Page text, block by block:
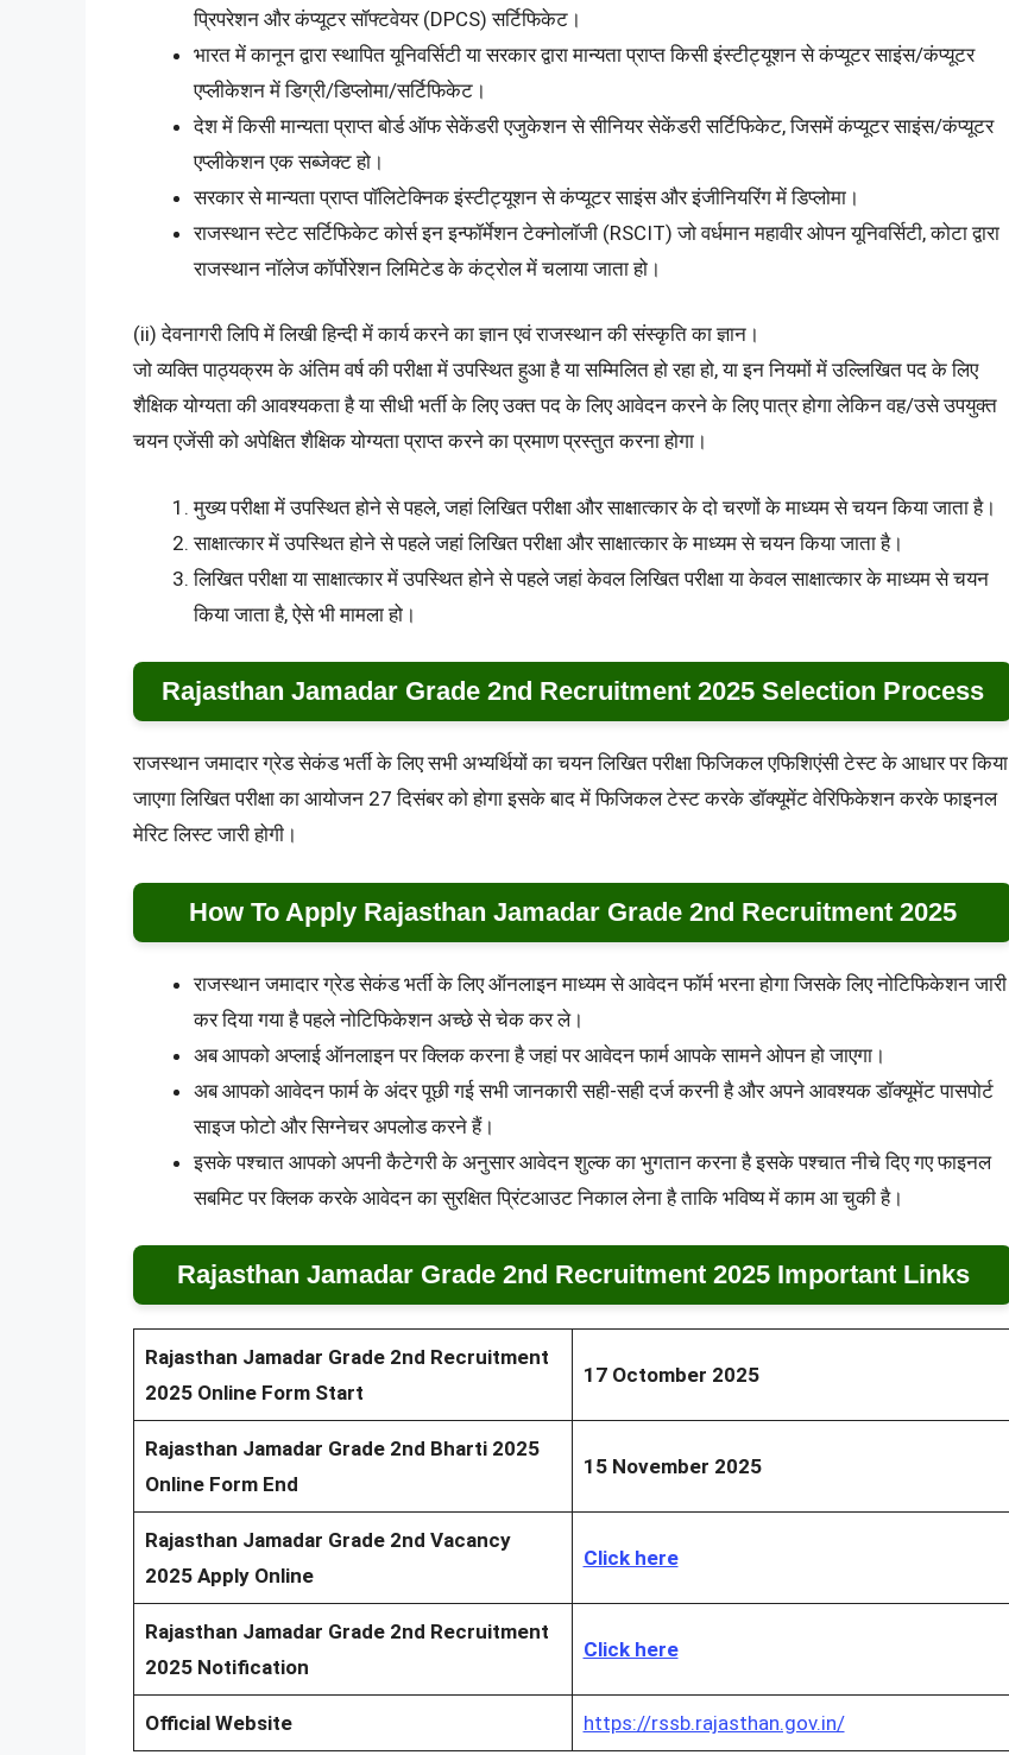
प्रिपरेशन और कंप्यूटर सॉफ्टवेयर (DPCS) सर्टिफिकेट।
भारत में कानून द्वारा स्थापित यूनिवर्सिटी या सरकार द्वारा मान्यता प्राप्त किसी इंस्टीट्यूशन से कंप्यूटर साइंस/कंप्यूटर
एप्लीकेशन में डिग्री/डिप्लोमा/सर्टिफिकेट।
देश में किसी मान्यता प्राप्त बोर्ड ऑफ सेकेंडरी एजुकेशन से सीनियर सेकेंडरी सर्टिफिकेट, जिसमें कंप्यूटर साइंस/कंप्यूटर
एप्लीकेशन एक सब्जेक्ट हो।
सरकार से मान्यता प्राप्त पॉलिटेक्निक इंस्टीट्यूशन से कंप्यूटर साइंस और इंजीनियरिंग में डिप्लोमा।
राजस्थान स्टेट सर्टिफिकेट कोर्स इन इन्फॉर्मेशन टेक्नोलॉजी (RSCIT) जो वर्धमान महावीर ओपन यूनिवर्सिटी, कोटा द्वारा
राजस्थान नॉलेज कॉर्पोरेशन लिमिटेड के कंट्रोल में चलाया जाता हो।
(ii) देवनागरी लिपि में लिखी हिन्दी में कार्य करने का ज्ञान एवं राजस्थान की संस्कृति का ज्ञान।
जो व्यक्ति पाठ्यक्रम के अंतिम वर्ष की परीक्षा में उपस्थित हुआ है या सम्मिलित हो रहा हो, या इन नियमों में उल्लिखित पद के लिए
शैक्षिक योग्यता की आवश्यकता है या सीधी भर्ती के लिए उक्त पद के लिए आवेदन करने के लिए पात्र होगा लेकिन वह/उसे उपयुक्त
चयन एजेंसी को अपेक्षित शैक्षिक योग्यता प्राप्त करने का प्रमाण प्रस्तुत करना होगा।
मुख्य परीक्षा में उपस्थित होने से पहले, जहां लिखित परीक्षा और साक्षात्कार के दो चरणों के माध्यम से चयन किया जाता है।
साक्षात्कार में उपस्थित होने से पहले जहां लिखित परीक्षा और साक्षात्कार के माध्यम से चयन किया जाता है।
लिखित परीक्षा या साक्षात्कार में उपस्थित होने से पहले जहां केवल लिखित परीक्षा या केवल साक्षात्कार के माध्यम से चयन
किया जाता है, ऐसे भी मामला हो।
Rajasthan Jamadar Grade 2nd Recruitment 2025 Selection Process
राजस्थान जमादार ग्रेड सेकंड भर्ती के लिए सभी अभ्यर्थियों का चयन लिखित परीक्षा फिजिकल एफिशिएंसी टेस्ट के आधार पर किया
जाएगा लिखित परीक्षा का आयोजन 27 दिसंबर को होगा इसके बाद में फिजिकल टेस्ट करके डॉक्यूमेंट वेरिफिकेशन करके फाइनल
मेरिट लिस्ट जारी होगी।
How To Apply Rajasthan Jamadar Grade 2nd Recruitment 2025
राजस्थान जमादार ग्रेड सेकंड भर्ती के लिए ऑनलाइन माध्यम से आवेदन फॉर्म भरना होगा जिसके लिए नोटिफिकेशन जारी
कर दिया गया है पहले नोटिफिकेशन अच्छे से चेक कर ले।
अब आपको अप्लाई ऑनलाइन पर क्लिक करना है जहां पर आवेदन फार्म आपके सामने ओपन हो जाएगा।
अब आपको आवेदन फार्म के अंदर पूछी गई सभी जानकारी सही-सही दर्ज करनी है और अपने आवश्यक डॉक्यूमेंट पासपोर्ट
साइज फोटो और सिग्नेचर अपलोड करने हैं।
इसके पश्चात आपको अपनी कैटेगरी के अनुसार आवेदन शुल्क का भुगतान करना है इसके पश्चात नीचे दिए गए फाइनल
सबमिट पर क्लिक करके आवेदन का सुरक्षित प्रिंटआउट निकाल लेना है ताकि भविष्य में काम आ चुकी है।
Rajasthan Jamadar Grade 2nd Recruitment 2025 Important Links
Rajasthan Jamadar Grade 2nd Recruitment
2025 Online Form Start
17 Octomber 2025
Rajasthan Jamadar Grade 2nd Bharti 2025
Online Form End
15 November 2025
Rajasthan Jamadar Grade 2nd Vacancy
2025 Apply Online
Click here
Rajasthan Jamadar Grade 2nd Recruitment
2025 Notification
Click here
Official Website https://rssb.rajasthan.gov.in/